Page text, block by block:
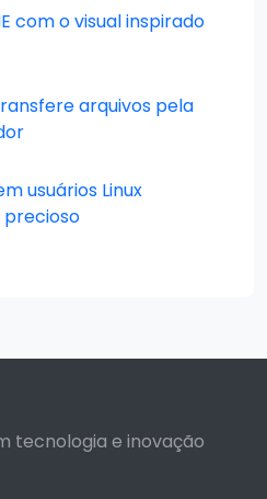
com o visual inspirado
arquivos pela
usuários Linux
tecnologia e inovação